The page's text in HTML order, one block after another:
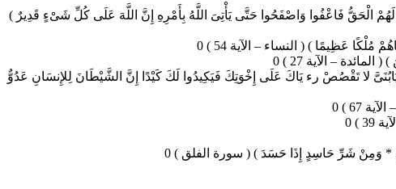
الْحَقُّ فَاعْفُوا وَاصْفَحُوا حَتَّى يَأْتِىَ اللَّهُ بِأَمْرِهِ إِنَّ اللَّهَ عَلَى كُلِّ شَىْءٍ قَدِيرٌ )
عَظِيمًا ) ( النساء – الآية 54 ) 0
– الآية 27 ) 0
لا تَقْصُصْ رء يَاكَ عَلَى إِخْوَتِكَ فَيَكِيدُوا لَكَ كَيْدًا إِنَّ الشَّيْطَانَ لِلإِنسَانِ عَدُوٌّ
) 0
وَمِنْ شَرِّ حَاسِدٍ إِذَا حَسَدَ ) ( سورة الفلق ) 0